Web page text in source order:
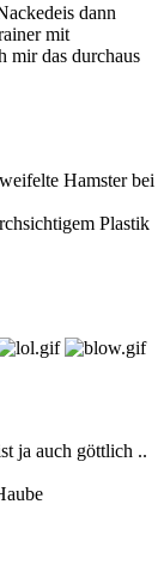
dann
mit
mir das durchaus
Hamster bei
Plastik
ja auch göttlich ..